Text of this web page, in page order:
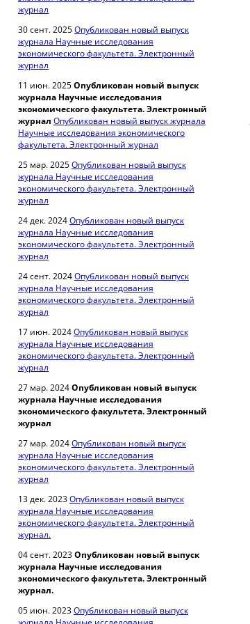
журнал
30 сент. 2025Опубликован новый выпуск
журнала Научные исследования
экономического факультета. Электронный
журнал
11 июн. 2025Опубликован новый выпуск
журнала Научные исследования
экономического факультета. Электронный
журнал Опубликован новый выпуск журнала
Научные исследования экономического
факультета. Электронный журнал
25 мар. 2025Опубликован новый выпуск
журнала Научные исследования
экономического факультета. Электронный
журнал
24 дек. 2024Опубликован новый выпуск
журнала Научные исследования
экономического факультета. Электронный
журнал
24 сент. 2024Опубликован новый выпуск
журнала Научные исследования
экономического факультета. Электронный
журнал
17 июн. 2024Опубликован новый выпуск
журнала Научные исследования
экономического факультета. Электронный
журнал
27 мар. 2024Опубликован новый выпуск
журнала Научные исследования
экономического факультета. Электронный
журнал
27 мар. 2024Опубликован новый выпуск
журнала Научные исследования
экономического факультета. Электронный
журнал
13 дек. 2023Опубликован новый выпуск
журнала Научные исследования
экономического факультета. Электронный
журнал.
04 сент. 2023Опубликован новый выпуск
журнала Научные исследования
экономического факультета. Электронный
журнал.
05 июн. 2023Опубликован новый выпуск